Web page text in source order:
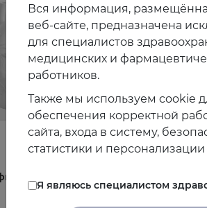
22.06.2026
и
Вся информация,
веб-сайте, предназначена
для специалистов
медицинских и
работников.
Также мы используем cookie
обеспечения корректной
сайта, входа в систему,
статистики и персонализации
Я являюсь специалистом